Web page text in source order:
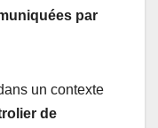
par
un contexte
de